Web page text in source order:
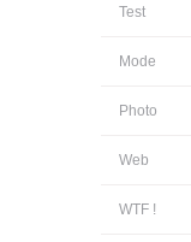
Test
Mode
Photo
Web
WTF !